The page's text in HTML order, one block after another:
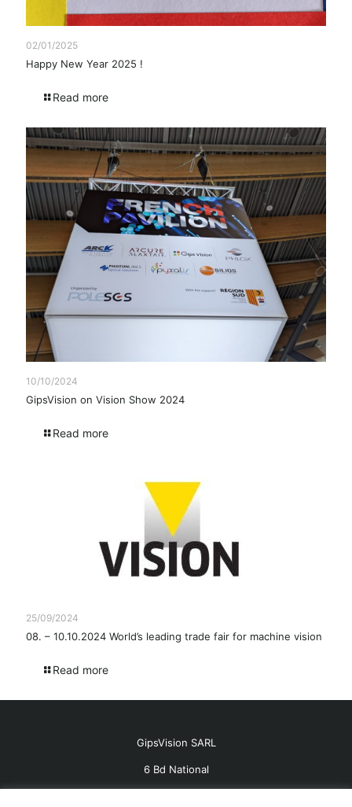
02/01/2025
Happy New Year 2025 !
Read more
10/10/2024
GipsVision on Vision Show 2024
Read more
25/09/2024
08. – 10.10.2024 World’s leading trade fair for machine vision
Read more
GipsVision SARL
6 Bd National